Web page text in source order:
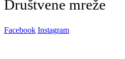
Društvene mreže
Facebook Instagram